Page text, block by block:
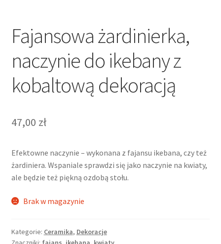
Fajansowa żardinierka,
naczynie do ikebany z
kobaltową dekoracją
47,00 zł
Efektowne naczynie – wykonana z fajansu ikebana, czy też
żardiniera. Wspaniale sprawdzi się jako naczynie na kwiaty,
ale będzie też piękną ozdobą stołu.
Brak w magazynie
Kategorie: Ceramika, Dekoracje